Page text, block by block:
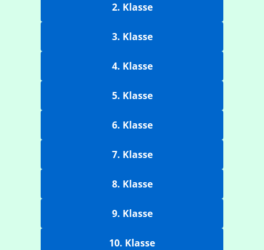
2. Klasse
3. Klasse
4. Klasse
5. Klasse
6. Klasse
7. Klasse
8. Klasse
9. Klasse
10. Klasse